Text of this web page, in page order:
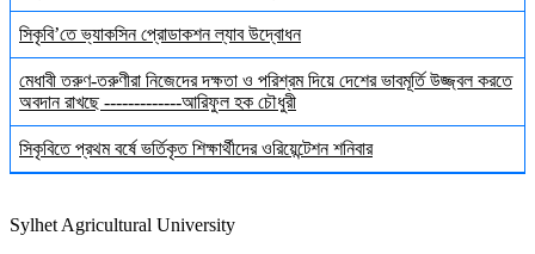
সিকৃবি’তে ভ্যাকসিন প্রোডাকশন ল্যাব উদ্বোধন
মেধাবী তরুণ-তরুণীরা নিজেদের দক্ষতা ও পরিশ্রম দিয়ে দেশের ভাবমূর্তি উজ্জ্বল করতে
অবদান রাখছে -------------আরিফুল হক চৌধুরী
সিকৃবিতে প্রথম বর্ষে ভর্তিকৃত শিক্ষার্থীদের ওরিয়েন্টেশন শনিবার
Sylhet Agricultural University